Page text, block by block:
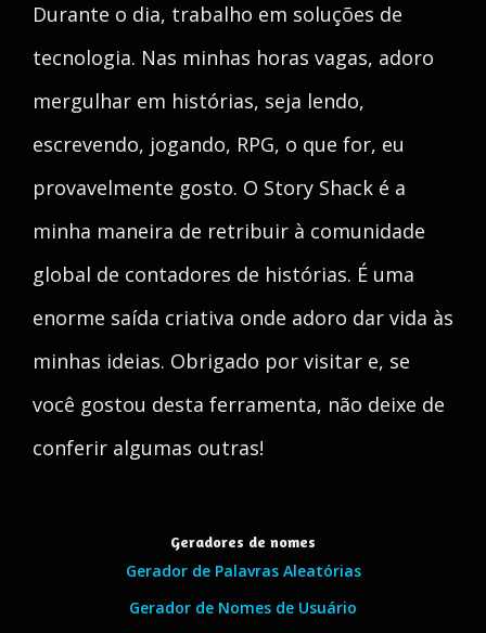
Durante o dia, trabalho em soluções de
tecnologia. Nas minhas horas vagas, adoro
mergulhar em histórias, seja lendo,
escrevendo, jogando, RPG, o que for, eu
provavelmente gosto. O Story Shack é a
minha maneira de retribuir à comunidade
global de contadores de histórias. É uma
enorme saída criativa onde adoro dar vida às
minhas ideias. Obrigado por visitar e, se
você gostou desta ferramenta, não deixe de
conferir algumas outras!
Geradores de nomes
Gerador de Palavras Aleatórias
Gerador de Nomes de Usuário